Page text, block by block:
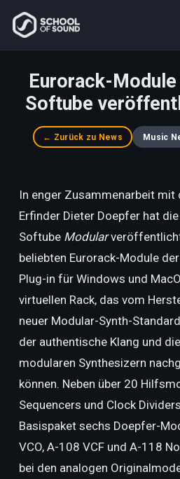
Eurorack-
Softube
← Zurück zu News Music
In enger Zusammenarbeit mit
Erfinder Dieter Doepfer hat
Softube Modular
beliebten Eurorack-Module
Plug-in für Windows und
virtuellen Rack, das vom
neuer Modular-Synth-
der authentische Klang und
modularen Synthesizern
können. Neben über 20
Sequencers und Clock
Basispaket sechs Doepfer-
VCO, A-108 VCF und A-118
bei den analogen